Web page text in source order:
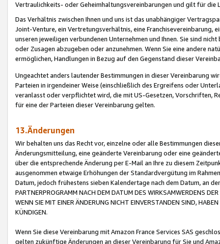
Vertraulichkeits- oder Geheimhaltungsvereinbarungen und gilt für die
Das Verhältnis zwischen Ihnen und uns ist das unabhängiger
Joint-Venture, ein Vertretungsverhältnis, eine Franchisevereinbarung,
unseren jeweiligen verbundenen Unternehmen und Ihnen. Sie sind
oder Zusagen abzugeben oder anzunehmen. Wenn Sie eine andere
ermöglichen, Handlungen in Bezug auf den Gegenstand dieser
Ungeachtet anders lautender Bestimmungen in dieser Vereinbarung
Parteien in irgendeiner Weise (einschließlich des Ergreifens oder
veranlasst oder verpflichtet wird, die mit US-Gesetzen, Vorschriften,
für eine der Parteien dieser Vereinbarung gelten.
13.Änderungen
Wir behalten uns das Recht vor, einzelne oder alle Bestimmungen
Änderungsmitteilung, eine geänderte Vereinbarung oder eine
über die entsprechende Änderung per E-Mail an Ihre zu diesem
ausgenommen etwaige Erhöhungen der Standardvergütung im
Datum, jedoch frühestens sieben Kalendertage nach dem Datum, an
PARTNERPROGRAMM NACH DEM DATUM DES WIRKSAMWERDENS
WENN SIE MIT EINER ÄNDERUNG NICHT EINVERSTANDEN SIND,
KÜNDIGEN.
Wenn Sie diese Vereinbarung mit Amazon France Services SAS
gelten zukünftige Änderungen an dieser Vereinbarung für Sie und